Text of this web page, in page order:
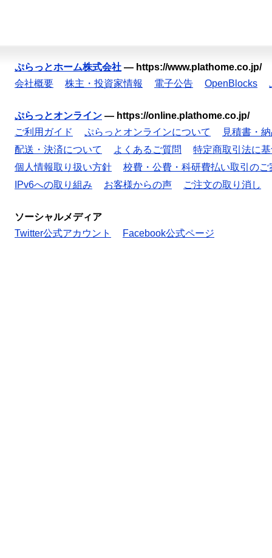
ぷらっとホーム株式会社 — https://www.plathome.co.jp/
会社概要
株主・投資家情報 電子公告 OpenBlocks
ぷらっとオンライン — https://online.plathome.co.jp/
ご利用ガイド
ぷらっとオンラインについて
見積書・
配送・決済について
よくあるご質問
特定商取引法に
個人情報取り扱い方針
校費・公費・科研費払い取引のご
IPv6への取り組み
お客様からの声 ご注文の取り消し
ソーシャルメディア
Twitter公式アカウント
Facebook公式ページ